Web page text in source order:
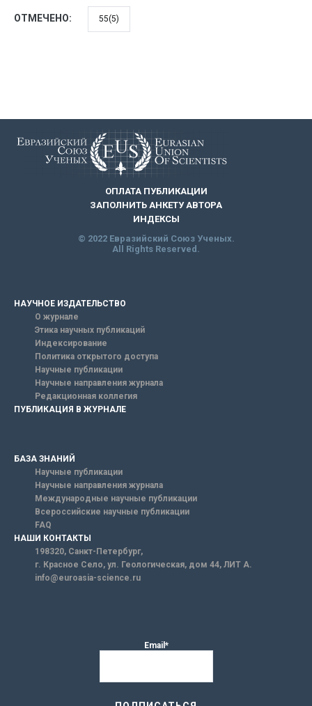
ОТМЕЧЕНО: 55(5)
ОПЛАТА ПУБЛИКАЦИИ
ЗАПОЛНИТЬ АНКЕТУ АВТОРА
ИНДЕКСЫ
© 2022 Евразийский Союз Ученых.
All Rights Reserved.
НАУЧНОЕ ИЗДАТЕЛЬСТВО
О журнале
Этика научных публикаций
Индексирование
Политика открытого доступа
Научные публикации
Научные направления журнала
Редакционная коллегия
ПУБЛИКАЦИЯ В ЖУРНАЛЕ
БАЗА ЗНАНИЙ
Научные публикации
Научные направления журнала
Международные научные публикации
Всероссийские научные публикации
FAQ
НАШИ КОНТАКТЫ
198320, Санкт-Петербург,
г. Красное Село, ул. Геологическая, дом 44, ЛИТ А.
info@euroasia-science.ru
Email*